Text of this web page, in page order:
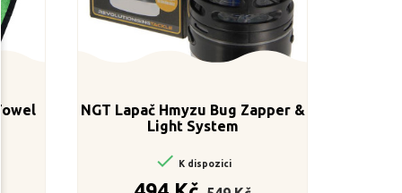
NGT Lapač Hmyzu Bug Zapper &
Light System
 K dispozici